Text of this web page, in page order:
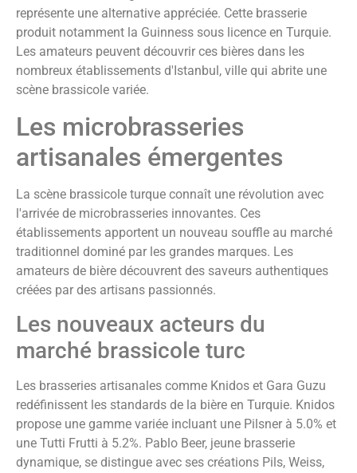
représente une alternative appréciée. Cette brasserie
produit notamment la Guinness sous licence en Turquie.
Les amateurs peuvent découvrir ces bières dans les
nombreux établissements d'Istanbul, ville qui abrite une
scène brassicole variée.
Les microbrasseries
artisanales émergentes
La scène brassicole turque connaît une révolution avec
l'arrivée de microbrasseries innovantes. Ces
établissements apportent un nouveau souffle au marché
traditionnel dominé par les grandes marques. Les
amateurs de bière découvrent des saveurs authentiques
créées par des artisans passionnés.
Les nouveaux acteurs du
marché brassicole turc
Les brasseries artisanales comme Knidos et Gara Guzu
redéfinissent les standards de la bière en Turquie. Knidos
propose une gamme variée incluant une Pilsner à 5.0% et
une Tutti Frutti à 5.2%. Pablo Beer, jeune brasserie
dynamique, se distingue avec ses créations Pils, Weiss,